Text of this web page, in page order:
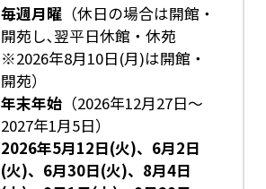
毎週月曜（休日の場合は開館・
開苑し､翌平日休館・休苑
※2026年8月10日(月)は開館・
開苑）
年末年始（2026年12月27日～
2027年1月5日）
2026年5月12日(火)、6月2日
(火)、6月30日(火)、8月4日